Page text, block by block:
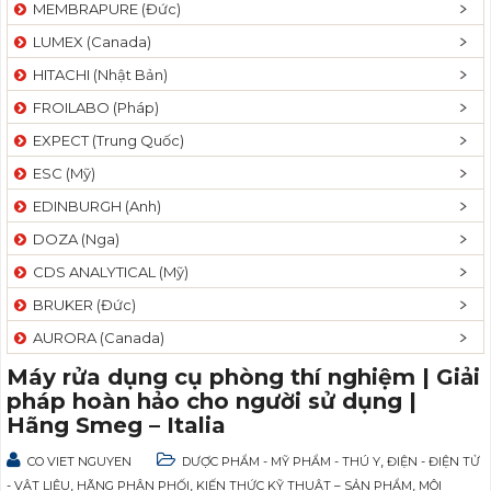
MEMBRAPURE (Đức)
LUMEX (Canada)
HITACHI (Nhật Bản)
FROILABO (Pháp)
EXPECT (Trung Quốc)
ESC (Mỹ)
EDINBURGH (Anh)
DOZA (Nga)
CDS ANALYTICAL (Mỹ)
BRUKER (Đức)
AURORA (Canada)
Máy rửa dụng cụ phòng thí nghiệm | Giải
pháp hoàn hảo cho người sử dụng |
Hãng Smeg – Italia
CO VIET NGUYEN DƯỢC PHẨM - MỸ PHẨM - THÚ Y ĐIỆN - ĐIỆN TỬ
- VẬT LIỆU HÃNG PHÂN PHỐI KIẾN THỨC KỸ THUẬT – SẢN PHẨM MÔI